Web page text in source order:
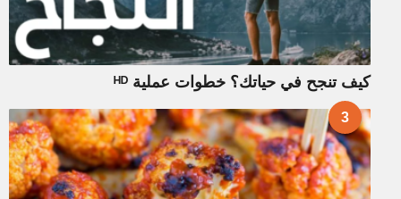
كيف تنجح في حياتك؟ خطوات عملية ᴴᴰ
3